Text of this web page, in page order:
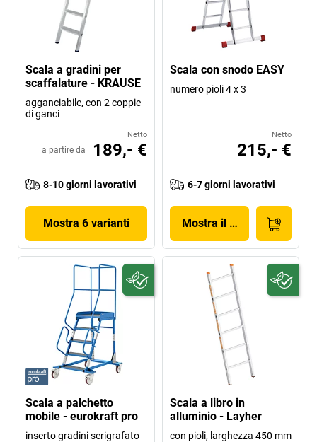
Scala a gradini per
scaffalature - KRAUSE
agganciabile, con 2 coppie
di ganci
Netto
a partire da 189,- €
8-10 giorni lavorativi
Mostra 6 varianti
Scala con snodo EASY
numero pioli 4 x 3
Netto
215,- €
6-7 giorni lavorativi
Mostra il prodotto
Scala a palchetto
mobile - eurokraft pro
inserto gradini serigrafato
Scala a libro in
alluminio - Layher
con pioli, larghezza 450 mm